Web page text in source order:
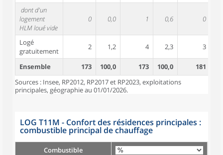
dont d'un
logement
HLM loué vide
0 0,0 1 0,6 0
Logé
gratuitement
2 1,2 4 2,3 3
Ensemble 173 100,0 173 100,0 181
Sources : Insee, RP2012, RP2017 et RP2023, exploitations
principales, géographie au 01/01/2026.
LOG T11M - Confort des résidences principales :
combustible principal de chauffage
Combustible